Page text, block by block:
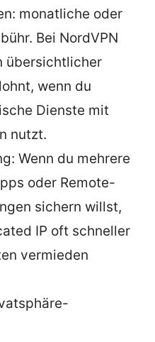
monatliche oder
Bei NordVPN
übersichtlicher
wenn du
Dienste mit
nutzt.
Wenn du mehrere
oder Remote-
sichern willst,
IP oft schneller
vermieden